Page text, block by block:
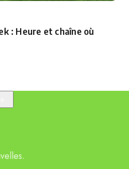
: Heure et chaîne où